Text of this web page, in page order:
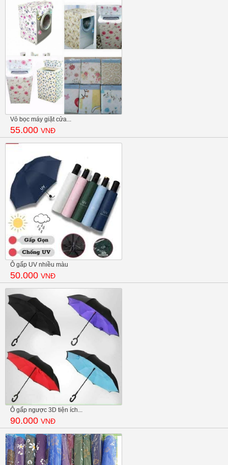
Vỏ bọc máy giặt cửa...
55.000 VNĐ
Ô gấp UV nhiều màu
50.000 VNĐ
Ô gấp ngược 3D tiện ích...
90.000 VNĐ